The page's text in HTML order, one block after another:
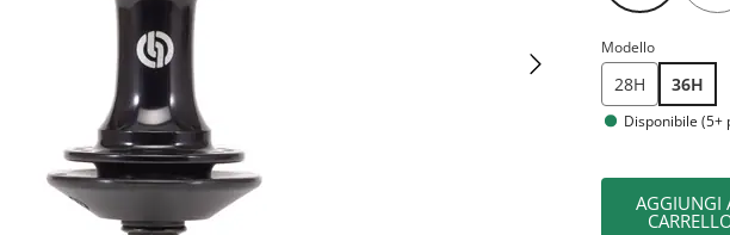
Modello
28H 36H
Disponibile (5+
AGGIUNGI